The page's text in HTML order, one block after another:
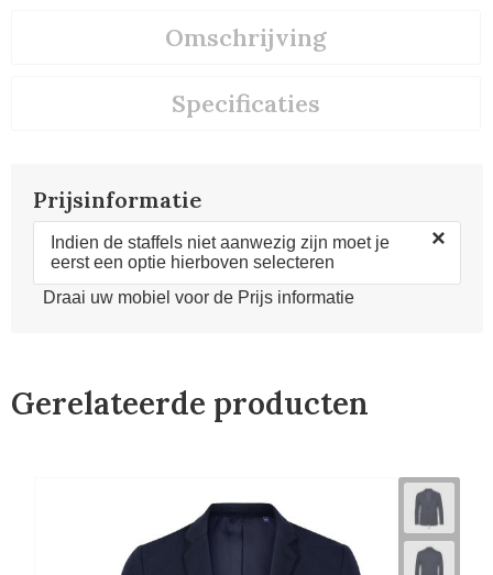
Omschrijving
Specificaties
Prijsinformatie
Indien de staffels niet aanwezig zijn moet je
eerst een optie hierboven selecteren
×
Draai uw mobiel voor de Prijs informatie
Gerelateerde producten